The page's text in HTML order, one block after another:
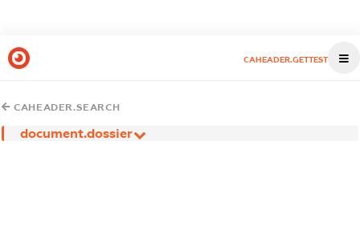
CAHEADER.GETTEST
CAHEADER.SEARCH
document.dossier